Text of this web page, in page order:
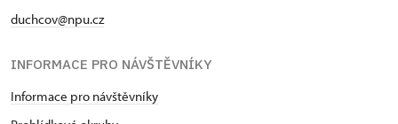
duchcov@npu.cz
INFORMACE PRO NÁVŠTĚVNÍKY
Informace pro návštěvníky